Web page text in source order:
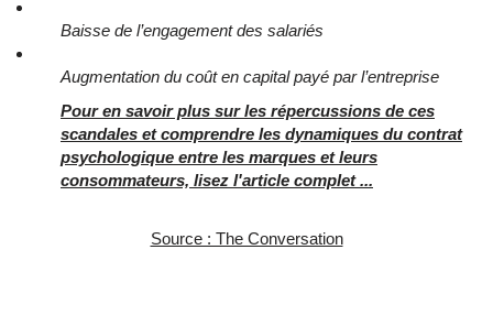
Baisse de l’engagement des salariés
Augmentation du coût en capital payé par l’entreprise
Pour en savoir plus sur les répercussions de ces
scandales et comprendre les dynamiques du contrat
psychologique entre les marques et leurs
consommateurs, lisez l'article complet ...
Source : The Conversation